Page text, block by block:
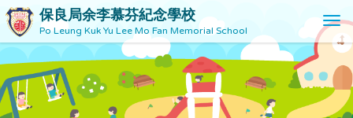
保良局余李慕芬紀念學校
Po Leung Kuk Yu Lee Mo Fan Memorial School
T
o
g
l
e